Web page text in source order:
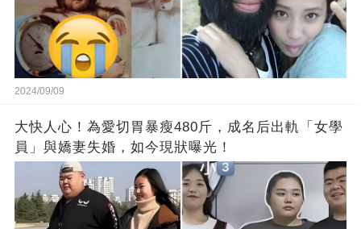
2024/09/09
大快人心！為愛切胃暴瘦480斤，成名后出軌「女學
員」與嬌妻失婚，如今現狀曝光！